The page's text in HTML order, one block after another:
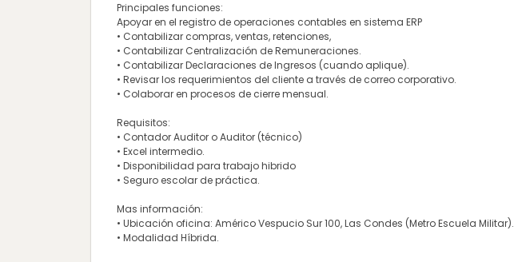
Principales funciones:
Apoyar en el registro de operaciones contables en sistema ERP
• Contabilizar compras, ventas, retenciones,
• Contabilizar Centralización de Remuneraciones.
• Contabilizar Declaraciones de Ingresos (cuando aplique).
• Revisar los requerimientos del cliente a través de correo corporativo.
• Colaborar en procesos de cierre mensual.
Requisitos:
• Contador Auditor o Auditor (técnico)
• Excel intermedio.
• Disponibilidad para trabajo hibrido
• Seguro escolar de práctica.
Mas información:
• Ubicación oficina: Américo Vespucio Sur 100, Las Condes (Metro Escuela Militar).
• Modalidad Híbrida.